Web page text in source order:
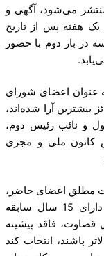
می‌شود، آگهی و
یک هفته پس از تاریخ
در بار دوم با حضور
به عنوان اعضای شورای
آرا شده‌اند،
و نائب رئیس دوم،
کانون ملی و مجری
مطلق اعضای حاضر،
رئیس شورا را از میان وکلای دادگستری که دارای 15 سال سابقه
و یا سابقه 10 وکالت و 10 سال قضاوت، فاقد پیشینه
و محکومیت انتظامی درجه 3 و بالاتر باشند، انتخاب کند